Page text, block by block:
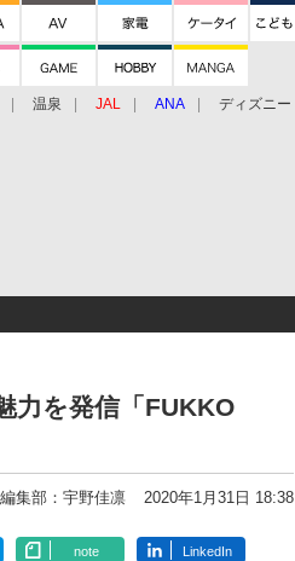
温泉 JAL ANA ディズニー
力を発信「FUKKO
編集部：宇野佳凛 2020年1月31日 18:38
note LinkedIn